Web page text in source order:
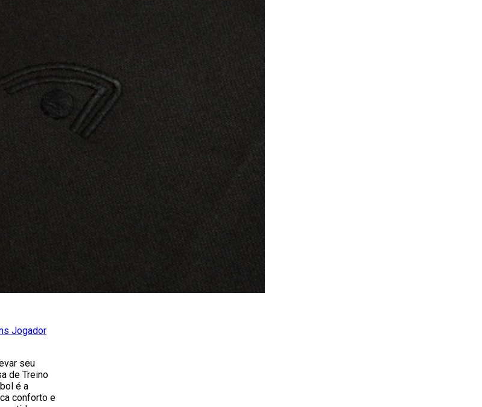
Jogador
seu
de Treino
é a
conforto e